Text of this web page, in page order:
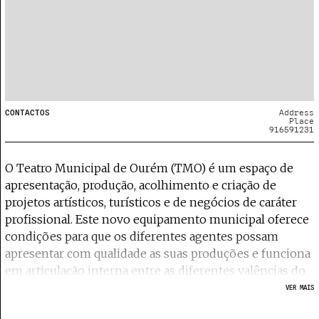
CONTACTOS
Address
Place
916591231
O Teatro Municipal de Ourém (TMO) é um espaço de
apresentação, produção, acolhimento e criação de
projetos artísticos, turísticos e de negócios de caráter
profissional. Este novo equipamento municipal oferece
condições para que os diferentes agentes possam
apresentar com qualidade as suas produções e funciona
em articulação interna entre as diferentes valências do
espaço e, externamente, em articulação com os demais
VER MAIS